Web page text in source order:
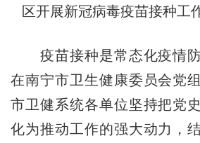
区开展新冠病毒疫苗接种工
疫苗接种是常态化疫情防
在南宁市卫生健康委员会党
市卫健系统各单位坚持把党
化为推动工作的强大动力，